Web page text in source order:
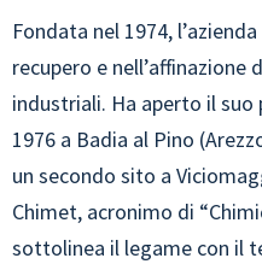
Fondata nel 1974,
recupero e
industriali. Ha aperto il
1976 a Badia al Pino
un secondo sito a
Chimet, acronimo di
sottolinea il legame con il